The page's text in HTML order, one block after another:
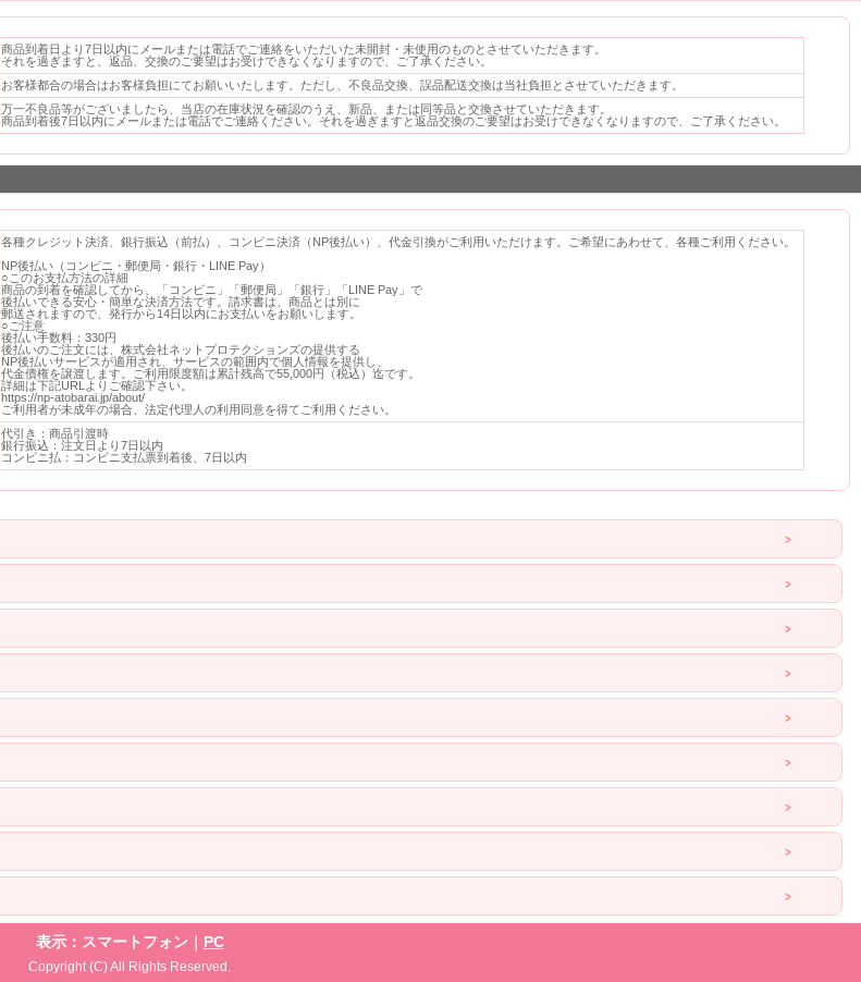
商品到着日より7日以内にメールまたは電話でご連絡をいただいた未開封・未使用のものとさせていただきます。
それを過ぎますと、返品、交換のご要望はお受けできなくなりますので、ご了承ください。
お客様都合の場合はお客様負担にてお願いいたします。ただし、不良品交換、誤品配送交換は当社負担とさせていただきます。
万一不良品等がございましたら、当店の在庫状況を確認のうえ、新品、または同等品と交換させていただきます。
商品到着後7日以内にメールまたは電話でご連絡ください。それを過ぎますと返品交換のご要望はお受けできなくなりますので、ご了承ください。
各種クレジット決済、銀行振込（前払）、コンビニ決済（NP後払い）、代金引換がご利用いただけます。ご希望にあわせて、各種ご利用ください。
NP後払い（コンビニ・郵便局・銀行・LINE Pay）
○このお支払方法の詳細
商品の到着を確認してから、「コンビニ」「郵便局」「銀行」「LINE Pay」で
後払いできる安心・簡単な決済方法です。請求書は、商品とは別に
郵送されますので、発行から14日以内にお支払いをお願いします。
○ご注意
後払い手数料：330円
後払いのご注文には、株式会社ネットプロテクションズの提供する
NP後払いサービスが適用され、サービスの範囲内で個人情報を提供し、
代金債権を譲渡します。ご利用限度額は累計残高で55,000円（税込）迄です。
詳細は下記URLよりご確認下さい。
https://np-atobarai.jp/about/
ご利用者が未成年の場合、法定代理人の利用同意を得てご利用ください。
代引き：商品引渡時
銀行振込：注文日より7日以内
コンビニ払：コンビニ支払票到着後、7日以内
表示：スマートフォン｜ PC
Copyright (C) All Rights Reserved.